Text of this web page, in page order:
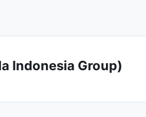
Indonesia Group)